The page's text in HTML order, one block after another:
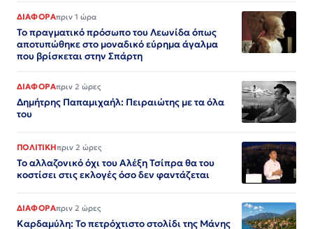
ΔΙΑΦΟΡΑπριν 1 ώρα
Το πραγματικό πρόσωπο του Λεωνίδα όπως
αποτυπώθηκε στο μοναδικό εύρημα άγαλμα
που βρίσκεται στην Σπάρτη
ΔΙΑΦΟΡΑπριν 2 ώρες
Δημήτρης Παπαμιχαήλ: Πειραιώτης με τα όλα
του
ΠΟΛΙΤΙΚΗπριν 2 ώρες
Το αλλαζονικό όχι του Αλέξη Τσίπρα θα του
κοστίσει στις εκλογές όσο δεν φαντάζεται
ΔΙΑΦΟΡΑπριν 2 ώρες
Καρδαμύλη: Το πετρόχτιστο στολίδι της Μάνης